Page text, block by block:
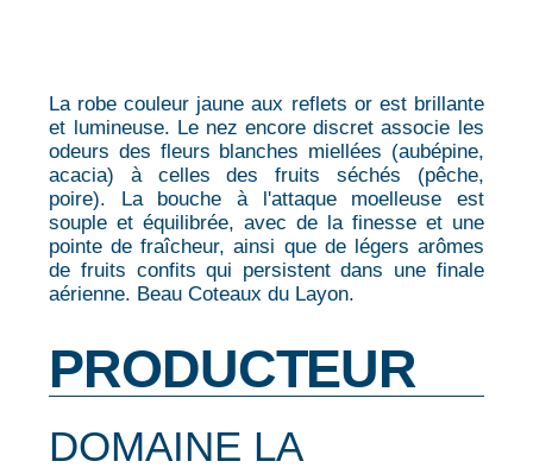
La robe couleur jaune aux reflets or est brillante
et lumineuse. Le nez encore discret associe les
odeurs des fleurs blanches miellées (aubépine,
acacia) à celles des fruits séchés (pêche,
poire). La bouche à l'attaque moelleuse est
souple et équilibrée, avec de la finesse et une
pointe de fraîcheur, ainsi que de légers arômes
de fruits confits qui persistent dans une finale
aérienne. Beau Coteaux du Layon.
PRODUCTEUR
DOMAINE LA